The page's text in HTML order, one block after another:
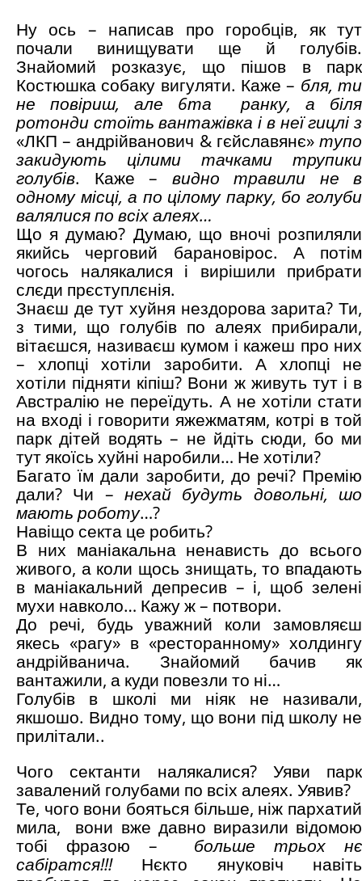
Ну ось – написав про горобців, як тут
почали винищувати ще й голубів.
Знайомий розказує, що пішов в парк
Костюшка собаку вигуляти. Каже – бля, ти
не повіриш, але 6та
ранку, а біля
ротонди стоїть вантажівка і в неї гицлі з
«ЛКП – андрійванович & гєйславянє»тупо
закидують цілими тачками трупики
голубів. Каже – видно травили не в
одному місці, а по цілому парку, бо голуби
валялися по всіх алеях…
Що я думаю? Думаю, що вночі розпиляли
якийсь черговий барановірос. А потім
чогось налякалися і вирішили прибрати
слєди прєступлєнія.
Знаєш де тут хуйня нездорова зарита? Ти,
з тими, що голубів по алеях прибирали,
вітаєшся, називаєш кумом і кажеш про них
– хлопці хотіли заробити. А хлопці не
хотіли підняти кіпіш? Вони ж живуть тут і в
Австралію не переїдуть. А не хотіли стати
на вході і говорити яжежматям, котрі в той
парк дітей водять – не йдіть сюди, бо ми
тут якоїсь хуйні наробили… Не хотіли?
Багато їм дали заробити, до речі? Премію
дали? Чи – нехай будуть довольні, шо
мають роботу…?
Навіщо секта це робить?
В них маніакальна ненависть до всього
живого, а коли щось знищать, то впадають
в маніакальний депресив – і, щоб зелені
мухи навколо… Кажу ж – потвори.
До речі, будь уважний коли замовляєш
якесь «рагу» в «ресторанному» холдингу
андрійванича. Знайомий бачив як
вантажили, а куди повезли то ні…
Голубів в школі ми ніяк не називали,
якшошо. Видно тому, що вони під школу не
прилітали..
Чого сектанти налякалися? Уяви парк
завалений голубами по всіх алеях. Уявив?
Те, чого вони бояться більше, ніж пархатий
мила,
вони вже давно виразили відомою
тобі фразою –
больше трьох нє
сабіратся!!!Нєкто януковіч навіть